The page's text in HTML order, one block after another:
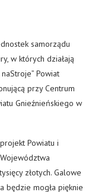
samorządu
w których działają
Powiat
przy Centrum
Gnieźnieńskiego w
Powiatu i
złotych. Galowe
będzie mogła pięknie